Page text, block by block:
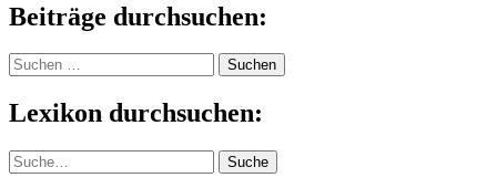
Beiträge durchsuchen:
Suchen
nach:
Lexikon durchsuchen:
Suche Suche